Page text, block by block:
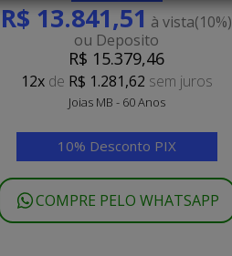
R$ 13.841,51 à vista(10%)
ou Deposito
R$ 15.379,46
12x de R$ 1.281,62 sem juros
Joias MB - 60 Anos
10% Desconto PIX
COMPRE PELO WHATSAPP